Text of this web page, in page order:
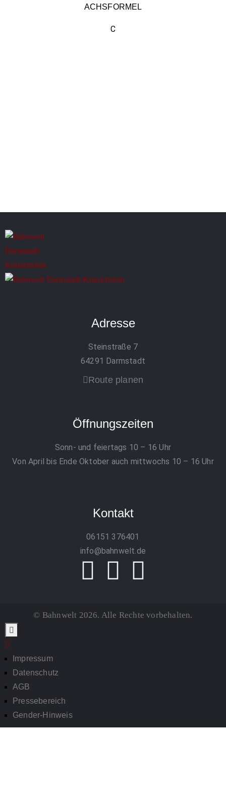
ACHSFORMEL
C
Adresse
Steinstraße 7
64291 Darmstadt
Route planen
Öffnungszeiten
Sonn- und feiertags 10 – 16 Uhr
Von April bis Ende Oktober auch mittwochs 10 – 16 Uhr
Kontakt
06151 376401
info@bahnwelt.de
© Bahnwelt 2026. Alle Rechte vorbehalten.
Impressum
Datenschutz
AGB
Pressebereich
Gender-Hinweis